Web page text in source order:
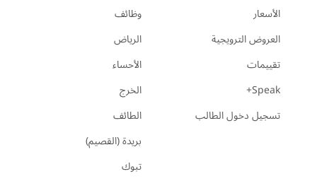
الأسعار
العروض الترويجية
تقييمات
Speak+
تسجيل دخول الطالب
وظائف
الرياض
الأحساء
الخرج
الطائف
بريدة (القصيم)
تبوك